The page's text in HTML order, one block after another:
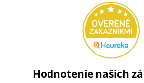
Hodnotenie našich